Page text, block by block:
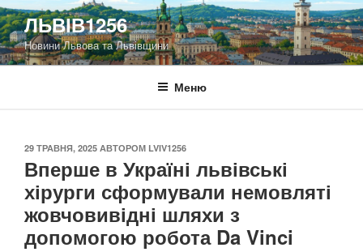
Перейти
до
вмісту
ЛЬВІВ1256
Новини Львова та Львівщини
Меню
ОПУБЛІКОВАНО
29 ТРАВНЯ, 2025 АВТОРОМ LVIV1256
Вперше в Україні львівські
хірурги сформували немовляті
жовчовивідні шляхи з
допомогою робота Da Vinci